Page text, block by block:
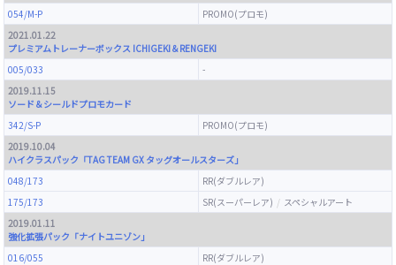
054/M-P
PROMO(プロモ)
2021.01.22
プレミアムトレーナーボックス ICHIGEKI＆RENGEKI
005/033
-
2019.11.15
ソード＆シールドプロモカード
342/S-P
PROMO(プロモ)
2019.10.04
ハイクラスパック「TAG TEAM GX タッグオールスターズ」
048/173
RR(ダブルレア)
175/173
SR(スーパーレア)
スペシャルアート
2019.01.11
強化拡張パック「ナイトユニゾン」
016/055
RR(ダブルレア)